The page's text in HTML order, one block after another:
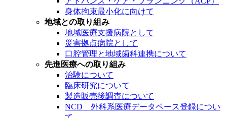
身体拘束最小化に向けて
地域との取り組み
地域医療支援病院として
災害拠点病院として
口腔管理と地域歯科連携について
先進医療への取り組み
治験について
臨床研究について
製造販売後調査について
NCD 外科系医療データベース登録につい